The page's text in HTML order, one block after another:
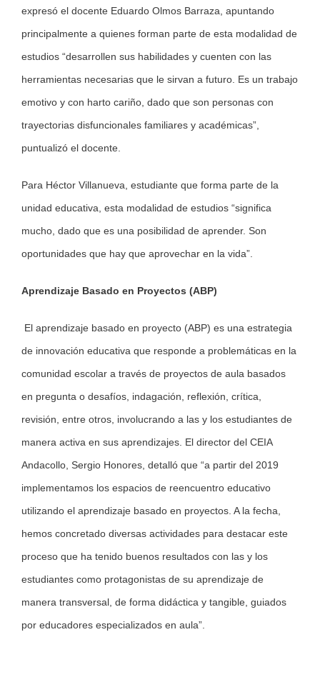
expresó el docente Eduardo Olmos Barraza, apuntando
principalmente a quienes forman parte de esta modalidad de
estudios “desarrollen sus habilidades y cuenten con las
herramientas necesarias que le sirvan a futuro. Es un trabajo
emotivo y con harto cariño, dado que son personas con
trayectorias disfuncionales familiares y académicas”,
puntualizó el docente.
Para Héctor Villanueva, estudiante que forma parte de la
unidad educativa, esta modalidad de estudios “significa
mucho, dado que es una posibilidad de aprender. Son
oportunidades que hay que aprovechar en la vida”.
Aprendizaje Basado en Proyectos (ABP)
El aprendizaje basado en proyecto (ABP) es una estrategia
de innovación educativa que responde a problemáticas en la
comunidad escolar a través de proyectos de aula basados
en pregunta o desafíos, indagación, reflexión, crítica,
revisión, entre otros, involucrando a las y los estudiantes de
manera activa en sus aprendizajes. El director del CEIA
Andacollo, Sergio Honores, detalló que “a partir del 2019
implementamos los espacios de reencuentro educativo
utilizando el aprendizaje basado en proyectos. A la fecha,
hemos concretado diversas actividades para destacar este
proceso que ha tenido buenos resultados con las y los
estudiantes como protagonistas de su aprendizaje de
manera transversal, de forma didáctica y tangible, guiados
por educadores especializados en aula”.